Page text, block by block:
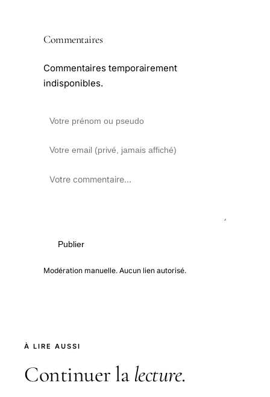
Commentaires
Commentaires temporairement
indisponibles.
Publier
Modération manuelle. Aucun lien autorisé.
À LIRE AUSSI
Continuer la lecture.